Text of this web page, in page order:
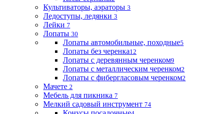
Культиваторы, аэраторы 3
Ледоступы, ледянки 3
Лейки 7
Лопаты 30
Лопаты автомобильные, походные5
Лопаты без черенка12
Лопаты с деревянным черенком9
Лопаты с металлическим черенком2
Лопаты с фибергласовым черенком2
Мачете 2
Мебель для пикника 7
Мелкий садовый инструмент 74